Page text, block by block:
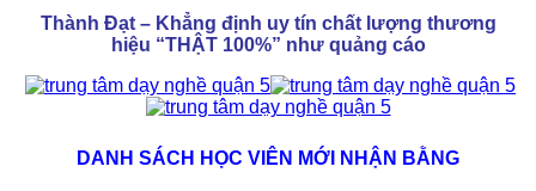
Thành Đạt – Khẳng định uy tín chất lượng thương
hiệu “THẬT 100%” như quảng cáo
DANH SÁCH HỌC VIÊN MỚI NHẬN BẰNG